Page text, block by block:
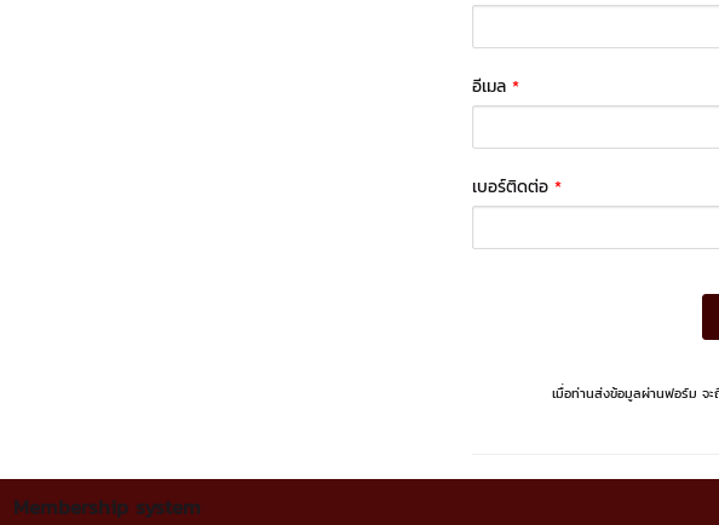
อีเมล *
เบอร์ติดต่อ *
เมื่อท่านส่งข้อมูลผ่านฟอร์ม จ
Membership system